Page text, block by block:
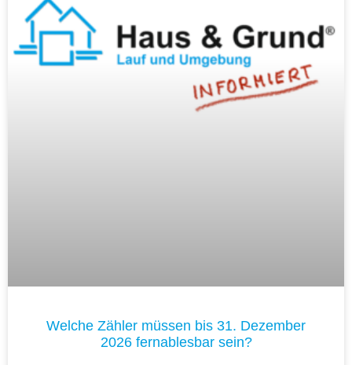
Welche Zähler müssen bis 31. Dezember
2026 fernablesbar sein?